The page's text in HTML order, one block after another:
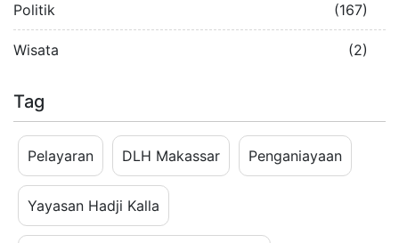
Politik (167)
Wisata (2)
Tag
Pelayaran DLH Makassar Penganiayaan
Yayasan Hadji Kalla